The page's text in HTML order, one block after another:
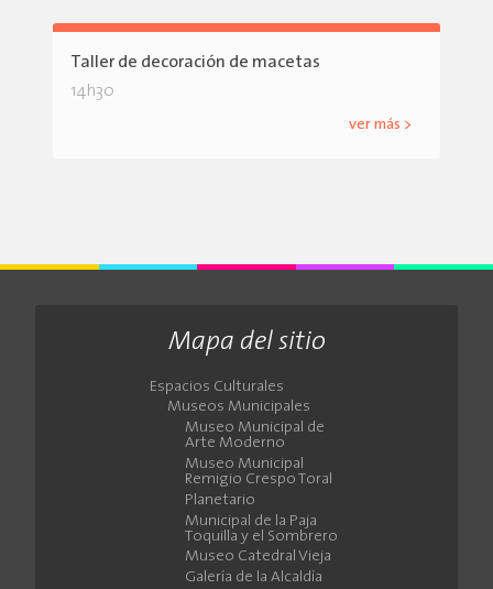
Taller de decoración de macetas
14h30
ver más >
Mapa del sitio
Espacios Culturales
Museos Municipales
Museo Municipal de
Arte Moderno
Museo Municipal
Remigio Crespo Toral
Planetario
Municipal de la Paja
Toquilla y el Sombrero
Museo Catedral Vieja
Galería de la Alcaldía